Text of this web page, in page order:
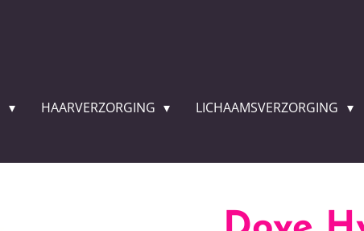
HAARVERZORGING LICHAAMSVERZORGING